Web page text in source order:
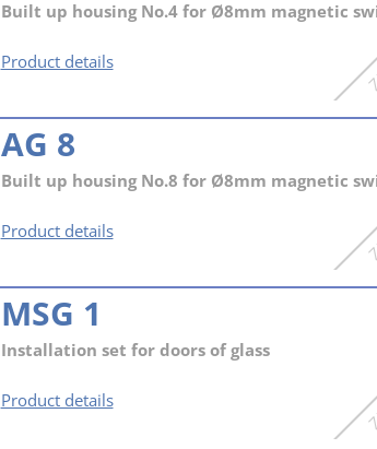
Built up housing No.4 for Ø8mm magnetic
Product detailsAG
AG 8
Built up housing No.8 for Ø8mm magnetic
Product detailsAG
MSG 1
Installation set for doors of glass
Product detailsMSG